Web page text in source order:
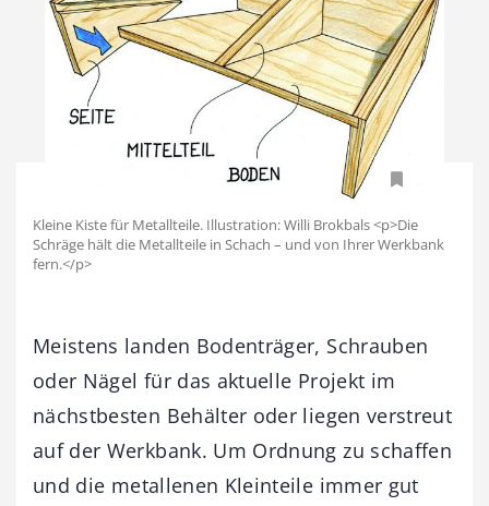
Kleine Kiste für Metallteile. Illustration: Willi Brokbals <p>Die
Schräge hält die Metallteile in Schach – und von Ihrer Werkbank
fern.</p>
Meistens landen Bodenträger, Schrauben
oder Nägel für das aktuelle Projekt im
nächstbesten Behälter oder liegen verstreut
auf der Werkbank. Um Ordnung zu schaffen
und die metallenen Kleinteile immer gut